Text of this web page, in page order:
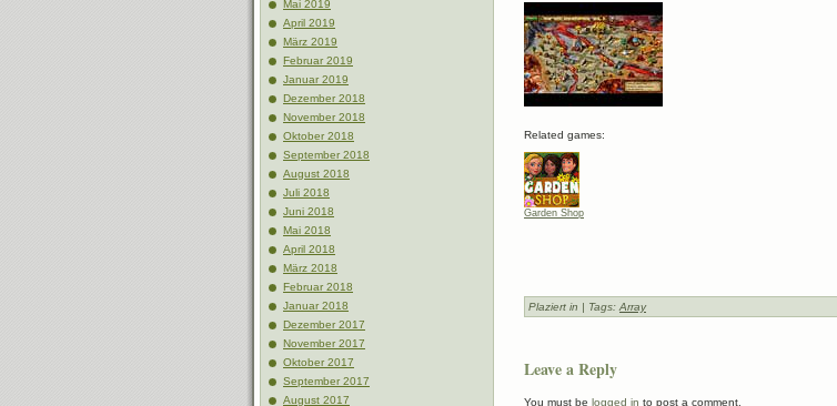
Mai 2019
April 2019
März 2019
Februar 2019
Januar 2019
Dezember 2018
November 2018
Oktober 2018
September 2018
August 2018
Juli 2018
Juni 2018
Mai 2018
April 2018
März 2018
Februar 2018
Januar 2018
Dezember 2017
November 2017
Oktober 2017
September 2017
August 2017
Related games:
Garden Shop
Plaziert in | Tags: Array
Leave a Reply
You must be logged in to post a comment.